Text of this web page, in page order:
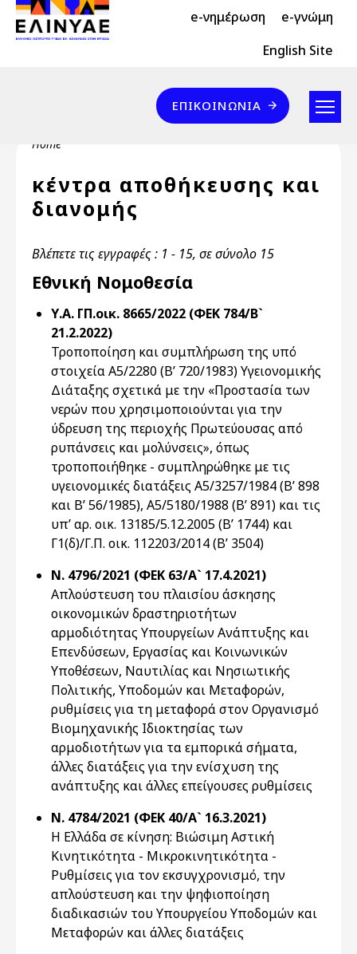
Skip to main content
Header Top 2 e-νημέρωση e-γνώμη
Header Top English Site
Επικοινωνία
ΕΠΙΚΟΙΝΩΝΊΑ
Breadcrumb
Home
κέντρα αποθήκευσης και
διανομής
Βλέπετε τις εγγραφές : 1 - 15, σε σύνολο 15
Εθνική Νομοθεσία
Υ.Α. ΓΠ.οικ. 8665/2022 (ΦΕΚ 784/Β`
21.2.2022)
Τροποποίηση και συμπλήρωση της υπό
στοιχεία Α5/2280 (Β’ 720/1983) Υγειονομικής
Διάταξης σχετικά με την «Προστασία των
νερών που χρησιμοποιούνται για την
ύδρευση της περιοχής Πρωτεύουσας από
ρυπάνσεις και μολύνσεις», όπως
τροποποιήθηκε - συμπληρώθηκε με τις
υγειονομικές διατάξεις Α5/3257/1984 (Β’ 898
και Β’ 56/1985), Α5/5180/1988 (Β’ 891) και τις
υπ’ αρ. οικ. 13185/5.12.2005 (Β’ 1744) και
Γ1(δ)/Γ.Π. οικ. 112203/2014 (Β’ 3504)
Ν. 4796/2021 (ΦΕΚ 63/Α` 17.4.2021)
Απλούστευση του πλαισίου άσκησης
οικονομικών δραστηριοτήτων
αρμοδιότητας Υπουργείων Ανάπτυξης και
Επενδύσεων, Εργασίας και Κοινωνικών
Υποθέσεων, Ναυτιλίας και Νησιωτικής
Πολιτικής, Υποδομών και Μεταφορών,
ρυθμίσεις για τη μεταφορά στον Οργανισμό
Βιομηχανικής Ιδιοκτησίας των
αρμοδιοτήτων για τα εμπορικά σήματα,
άλλες διατάξεις για την ενίσχυση της
ανάπτυξης και άλλες επείγουσες ρυθμίσεις
Ν. 4784/2021 (ΦΕΚ 40/Α` 16.3.2021)
Η Ελλάδα σε κίνηση: Βιώσιμη Αστική
Κινητικότητα - Μικροκινητικότητα -
Ρυθμίσεις για τον εκσυγχρονισμό, την
απλούστευση και την ψηφιοποίηση
διαδικασιών του Υπουργείου Υποδομών και
Μεταφορών και άλλες διατάξεις